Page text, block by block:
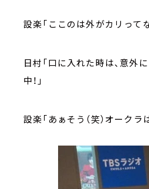
設楽「ここのは外がカリって
日村「口に入れた時は、意
中！」
設楽「あぁそう（笑）オークラ